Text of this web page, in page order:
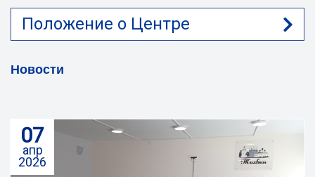
Положение о Центре
Новости
07
апр
2026